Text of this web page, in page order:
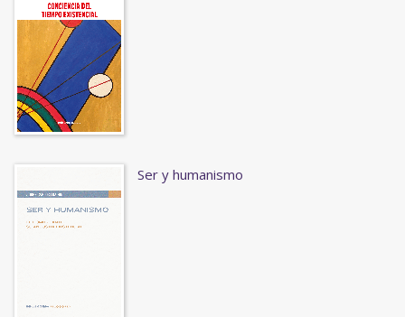
Ser y humanismo